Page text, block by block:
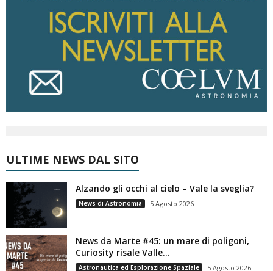
ULTIME NEWS DAL SITO
Alzando gli occhi al cielo – Vale la sveglia?
News di Astronomia 5 Agosto 2026
News da Marte #45: un mare di poligoni,
Curiosity risale Valle...
Astronautica ed Esplorazione Spaziale 5 Agosto 2026